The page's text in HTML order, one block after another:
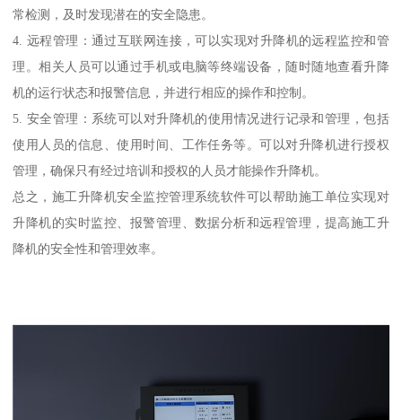
常检测，及时发现潜在的安全隐患。
4. 远程管理：通过互联网连接，可以实现对升降机的远程监控和管
理。相关人员可以通过手机或电脑等终端设备，随时随地查看升降
机的运行状态和报警信息，并进行相应的操作和控制。
5. 安全管理：系统可以对升降机的使用情况进行记录和管理，包括
使用人员的信息、使用时间、工作任务等。可以对升降机进行授权
管理，确保只有经过培训和授权的人员才能操作升降机。
总之，施工升降机安全监控管理系统软件可以帮助施工单位实现对
升降机的实时监控、报警管理、数据分析和远程管理，提高施工升
降机的安全性和管理效率。